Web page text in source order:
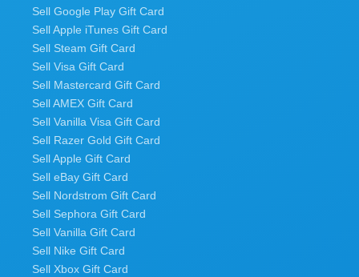
Sell Google Play Gift Card
Sell Apple iTunes Gift Card
Sell Steam Gift Card
Sell Visa Gift Card
Sell Mastercard Gift Card
Sell AMEX Gift Card
Sell Vanilla Visa Gift Card
Sell Razer Gold Gift Card
Sell Apple Gift Card
Sell eBay Gift Card
Sell Nordstrom Gift Card
Sell Sephora Gift Card
Sell Vanilla Gift Card
Sell Nike Gift Card
Sell Xbox Gift Card